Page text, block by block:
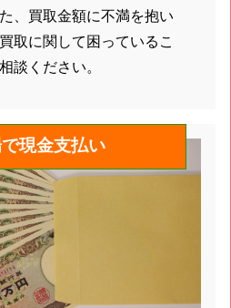
、買取金額に不満を抱い
取に関して困っているこ
談ください。
現金支払い